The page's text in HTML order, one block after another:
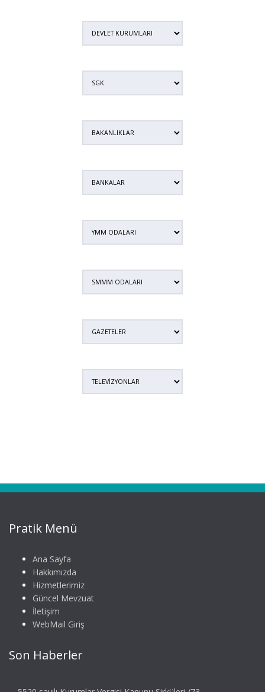
Pratik Menü
Ana Sayfa
Hakkımızda
Hizmetlerimiz
Güncel Mevzuat
İletişim
WebMail Giriş
Son Haberler